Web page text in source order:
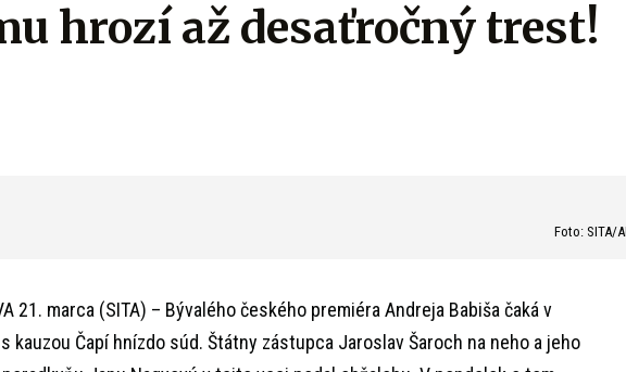
hrozí až desaťročný trest!
Foto: SITA/
21. marca (SITA) – Bývalého českého premiéra Andreja Babiša čaká v
kauzou Čapí hnízdo súd. Štátny zástupca Jaroslav Šaroch na neho a jeho